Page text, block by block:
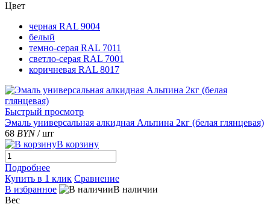
Цвет
черная RAL 9004
белый
темно-серая RAL 7011
светло-серая RAL 7001
коричневая RAL 8017
Быстрый просмотр
Эмаль универсальная алкидная Альпина 2кг (белая глянцевая)
68 BYN / шт
В корзину
Подробнее
Купить в 1 клик Сравнение
В избранное
В наличии
Вес